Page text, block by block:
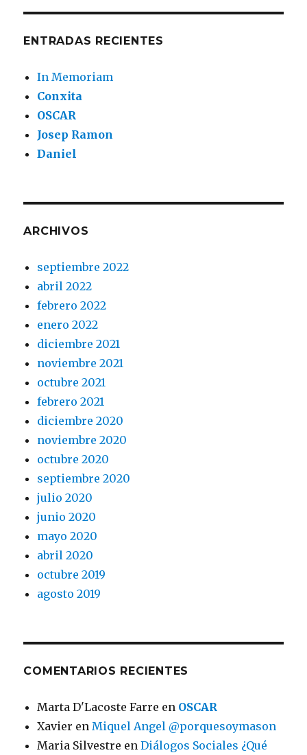
ENTRADAS RECIENTES
In Memoriam
Conxita
OSCAR
Josep Ramon
Daniel
ARCHIVOS
septiembre 2022
abril 2022
febrero 2022
enero 2022
diciembre 2021
noviembre 2021
octubre 2021
febrero 2021
diciembre 2020
noviembre 2020
octubre 2020
septiembre 2020
julio 2020
junio 2020
mayo 2020
abril 2020
octubre 2019
agosto 2019
COMENTARIOS RECIENTES
Marta D'Lacoste Farre en OSCAR
Xavier en Miquel Angel @porquesoymason
Maria Silvestre enDiálogos Sociales ¿Qué